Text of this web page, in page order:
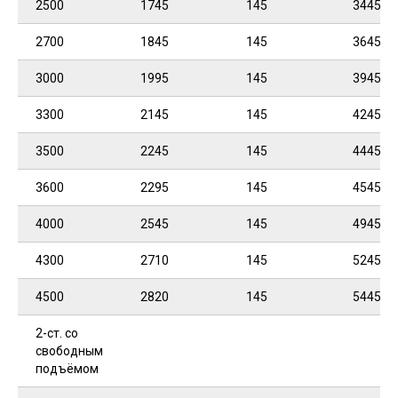
2500 1745 145 3445
2700 1845 145 3645
3000 1995 145 3945
3300 2145 145 4245
3500 2245 145 4445
3600 2295 145 4545
4000 2545 145 4945
4300 2710 145 5245
4500 2820 145 5445
2-ст. со
свободным
подъёмом